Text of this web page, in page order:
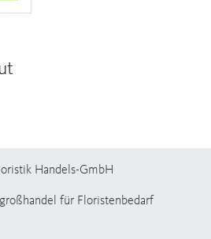
Handels-GmbH
für Floristenbedarf